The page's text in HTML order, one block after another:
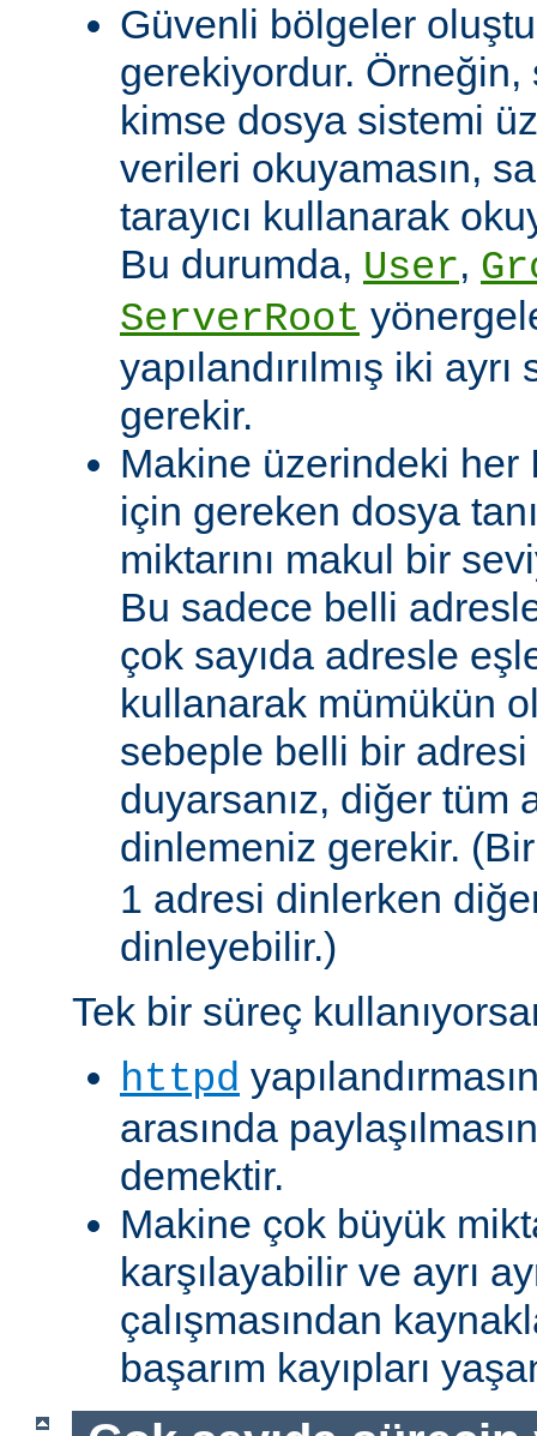
Güvenli bölgeler
gerekiyordur. Örneğin,
kimse dosya sistemi
verileri okuyamasın,
tarayıcı kullanarak
Bu durumda, User,
ServerRoot
yapılandırılmış iki ayrı
gerekir.
Makine üzerindeki her
için gereken dosya
miktarını makul bir
Bu sadece belli
çok sayıda adresle
kullanarak mümükün
sebeple belli bir adresi
duyarsanız, diğer tüm
dinlemeniz gerekir.
1 adresi dinlerken
dinleyebilir.)
Tek bir süreç
httpd
arasında
demektir.
Makine çok büyük
karşılayabilir ve ayrı
çalışmasından
başarım kayıpları